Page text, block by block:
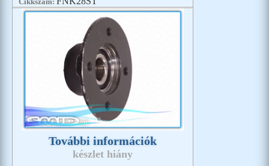
További információk
készlet hiány